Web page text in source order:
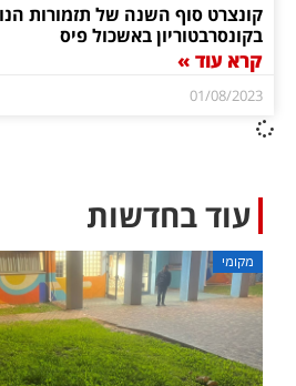
קונצרט סוף השנה של תזמורות
בקונסרבטוריון באשכול פיס
קרא עוד »
01/08/2023
עוד בחדשות
מקומי